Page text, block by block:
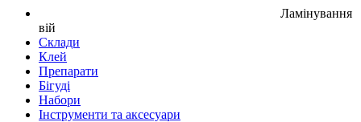
Ламінування
вій
Склади
Клей
Препарати
Бігуді
Набори
Інструменти та аксесуари